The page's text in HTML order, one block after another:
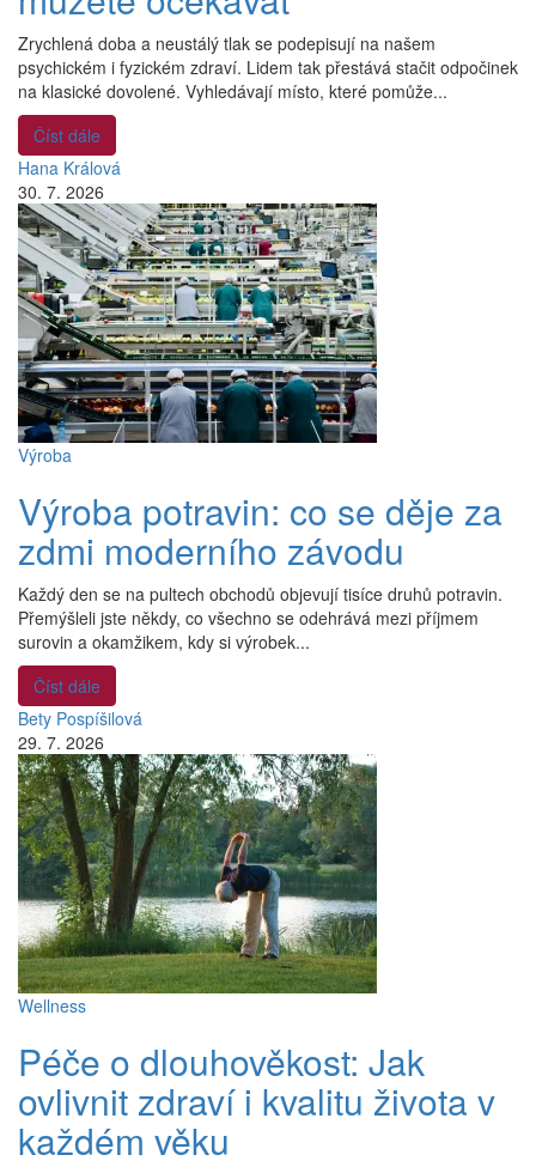
Zrychlená doba a neustálý tlak se podepisují na našem
psychickém i fyzickém zdraví. Lidem tak přestává stačit odpočinek
na klasické dovolené. Vyhledávají místo, které pomůže...
Číst dále
Hana Králová
30. 7. 2026
Výroba
Výroba potravin: co se děje za
zdmi moderního závodu
Každý den se na pultech obchodů objevují tisíce druhů potravin.
Přemýšleli jste někdy, co všechno se odehrává mezi příjmem
surovin a okamžikem, kdy si výrobek...
Číst dále
Bety Pospíšilová
29. 7. 2026
Wellness
Péče o dlouhověkost: Jak
ovlivnit zdraví i kvalitu života v
každém věku